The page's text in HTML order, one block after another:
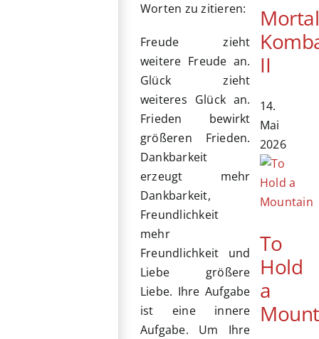
Worten zu zitieren:
Freude zieht
weitere Freude an.
Glück zieht
weiteres Glück an.
Frieden bewirkt
größeren Frieden.
Dankbarkeit
erzeugt mehr
Dankbarkeit,
Freundlichkeit
mehr
Freundlichkeit und
Liebe größere
Liebe. Ihre Aufgabe
ist eine innere
Aufgabe. Um Ihre
Mortal
II
14.
Mai
2026
To
Hold
a